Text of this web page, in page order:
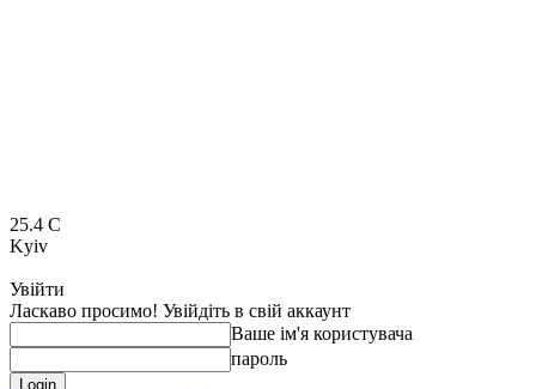
25.4 C
Kyiv
Увійти
Ласкаво просимо! Увійдіть в свій аккаунт
Ваше ім'я користувача
пароль